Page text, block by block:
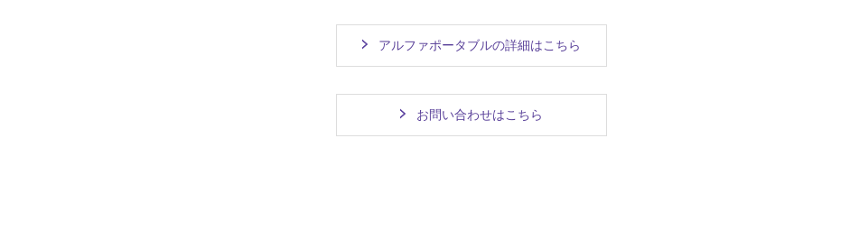
アルファポータブルの詳細はこちら
お問い合わせはこちら